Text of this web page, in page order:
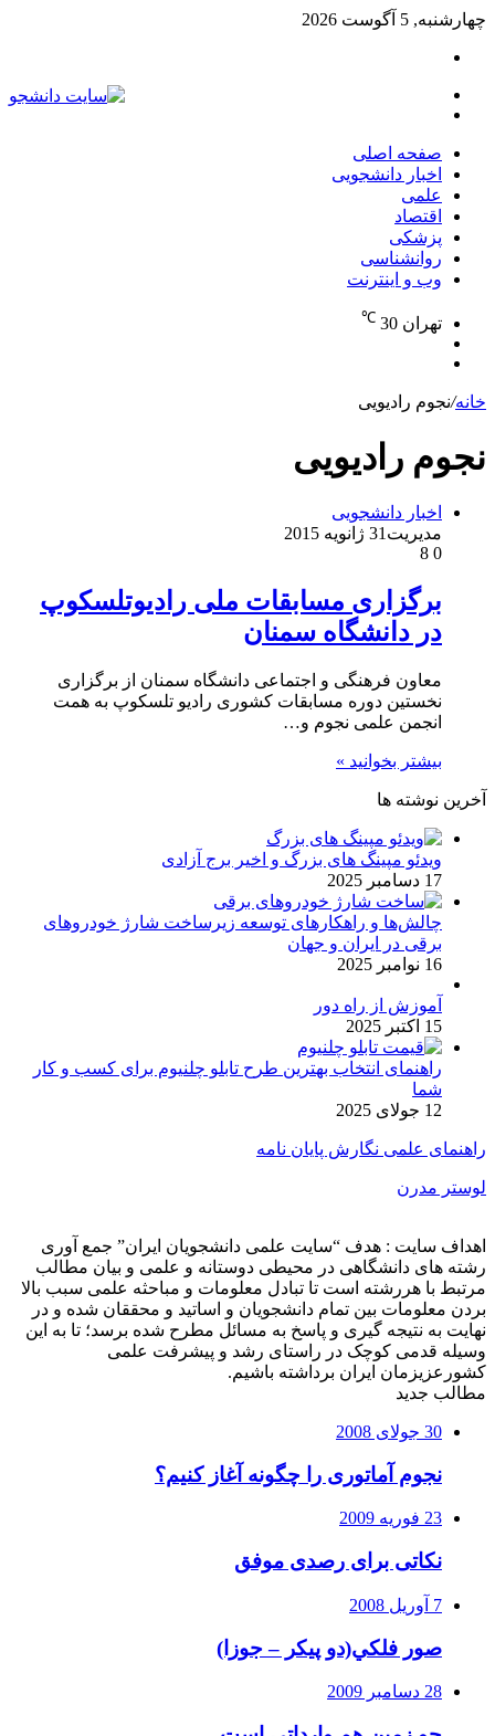
چهارشنبه, 5 آگوست 2026
صفحه اصلی
اخبار دانشجویی
علمی
اقتصاد
پزشکی
روانشناسی
وب و اینترنت
تهران 30
℃
خانه/نجوم رادیویی
نجوم رادیویی
اخبار دانشجویی
مدیریت 31 ژانویه 2015
0
برگزاری مسابقات ملی رادیوتلسکوپ
در دانشگاه سمنان
معاون فرهنگی و اجتماعی دانشگاه سمنان از برگزاری
نخستین دوره مسابقات کشوری رادیو تلسکوپ به همت
انجمن علمی نجوم و…
بیشتر بخوانید »
آخرین نوشته ها
ویدئو مپینگ های بزرگ و اخیر برج آزادی
17 دسامبر 2025
چالش‌ها و راهکارهای توسعه زیرساخت شارژ خودروهای
برقی در ایران و جهان
16 نوامبر 2025
آموزش از راه دور
15 اکتبر 2025
راهنمای انتخاب بهترین طرح تابلو چلنیوم برای کسب و کار
شما
12 جولای 2025
راهنمای علمی نگارش پایان نامه
لوستر مدرن
اهداف سایت : هدف “سایت علمی دانشجویان ایران” جمع آوری
رشته های دانشگاهی در محیطی دوستانه و علمی و بیان مطالب
مرتبط با هررشته است تا تبادل معلومات و مباحثه علمی سبب بالا
بردن معلومات بین تمام دانشجویان و اساتید و محققان شده و در
نهایت به نتیجه گیری و پاسخ به مسائل مطرح شده برسد؛ تا به این
وسیله قدمی کوچک در راستای رشد و پیشرفت علمی
کشورعزیزمان ایران برداشته باشیم.
مطالب جدید
30 جولای 2008
نجوم آماتوری را چگونه آغاز کنیم؟
23 فوریه 2009
نکاتی برای رصدی موفق
7 آوریل 2008
صور فلكي(دو پیکر – جوزا)
28 دسامبر 2009